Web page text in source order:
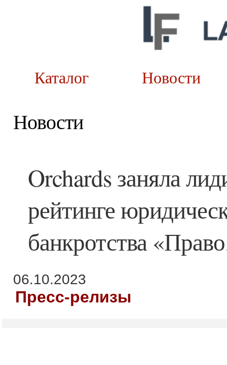
Каталог
Новости
Orchards заняла
рейтинге
банкротства
06.10.2023
Пресс-релизы